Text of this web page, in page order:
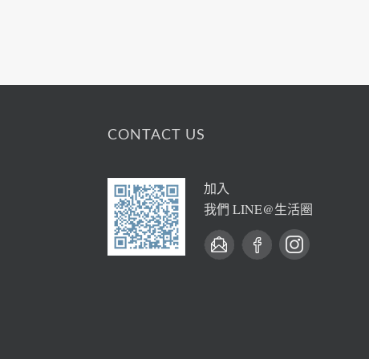
CONTACT US
加入
我們 LINE@生活圈